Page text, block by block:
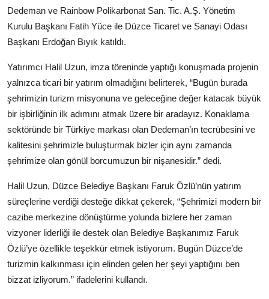
E-GAZETE
Dedeman ve Rainbow Polikarbonat San. Tic. A.Ş. Yönetim
Kurulu Başkanı Fatih Yüce ile Düzce Ticaret ve Sanayi Odası
Başkanı Erdoğan Bıyık katıldı.
Yatırımcı Halil Uzun, imza töreninde yaptığı konuşmada projenin
yalnızca ticari bir yatırım olmadığını belirterek, “Bugün burada
şehrimizin turizm misyonuna ve geleceğine değer katacak büyük
bir işbirliğinin ilk adımını atmak üzere bir aradayız. Konaklama
sektöründe bir Türkiye markası olan Dedeman’ın tecrübesini ve
kalitesini şehrimizle buluşturmak bizler için aynı zamanda
şehrimize olan gönül borcumuzun bir nişanesidir.” dedi.
Halil Uzun, Düzce Belediye Başkanı Faruk Özlü’nün yatırım
süreçlerine verdiği desteğe dikkat çekerek, “Şehrimizi modern bir
cazibe merkezine dönüştürme yolunda bizlere her zaman
vizyoner liderliği ile destek olan Belediye Başkanımız Faruk
Özlü’ye özellikle teşekkür etmek istiyorum. Bugün Düzce’de
turizmin kalkınması için elinden gelen her şeyi yaptığını ben
bizzat izliyorum.” ifadelerini kullandı.